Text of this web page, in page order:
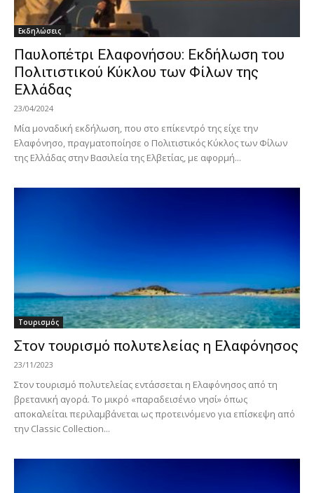
Εκδηλώσεις
Παυλοπέτρι Ελαφονήσου: Εκδήλωση του
Πολιτιστικού Κύκλου των Φίλων της
Ελλάδας
23/04/2024
Μία μοναδική εκδήλωση, που στο επίκεντρό της είχε την
Ελαφόνησο, πραγματοποίησε ο Πολιτιστικός Κύκλος των Φίλων
της Ελλάδας στην Βασιλεία της Ελβετίας, με αφορμή...
Τουρισμός
Στον τουρισμό πολυτελείας η Ελαφόνησος
23/11/2023
Στον τουρισμό πολυτελείας εντάσσεται η Ελαφόνησος από τη
βρετανική αγορά. Το μικρό «παραδεισένιο νησί» όπως
αποκαλείται περιλαμβάνεται ως προτεινόμενο για επίσκεψη από
την Classic Collection...